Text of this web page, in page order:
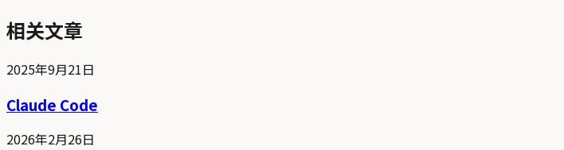
相关文章
2025年9月21日
Claude Code
2026年2月26日